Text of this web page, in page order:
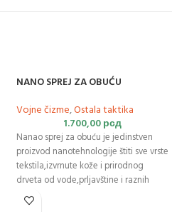
NANO SPREJ ZA OBUĆU
Vojne čizme,Ostala taktika
1.700,00рсд
Nanao sprej za obuću je jedinstven
proizvod nanotehnologije štiti sve vrste
tekstila,izvrnute kože i prirodnog
drveta od vode,prljavštine i raznih
fleka. Proizvod je golim okom nevidljiv
i ne utiče na izgled i boju materijala.